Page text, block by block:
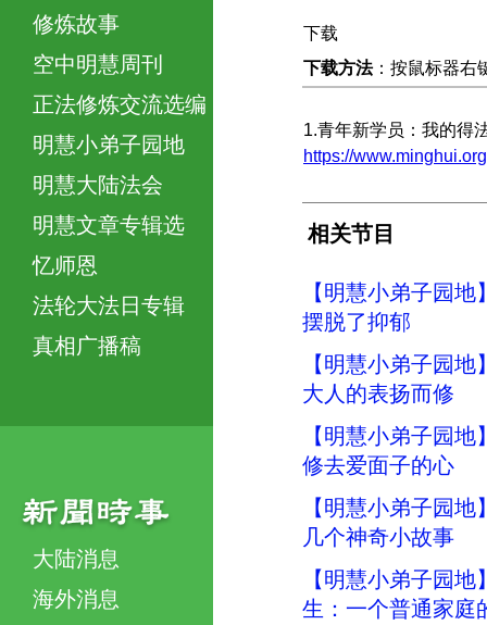
修炼故事
空中明慧周刊
正法修炼交流选编
明慧小弟子园地
明慧大陆法会
明慧文章专辑选
忆师恩
法轮大法日专辑
真相广播稿
大陆消息
海外消息
下载
下载方法：按鼠标器右
1.青年新学员：我的得
https://
相关节目
【明慧小弟子园
摆脱了抑郁
【明慧小弟子园
大人的表扬而修
【明慧小弟子园
修去爱面子的心
【明慧小弟子园
几个神奇小故事
【明慧小弟子园
生：一个普通家庭